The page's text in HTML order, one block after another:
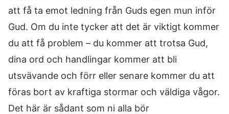
att få ta emot ledning från Guds egen mun inför
Gud. Om du inte tycker att det är viktigt kommer
du att få problem – du kommer att trotsa Gud,
dina ord och handlingar kommer att bli
utsvävande och förr eller senare kommer du att
föras bort av kraftiga stormar och väldiga vågor.
Det här är sådant som ni alla bör